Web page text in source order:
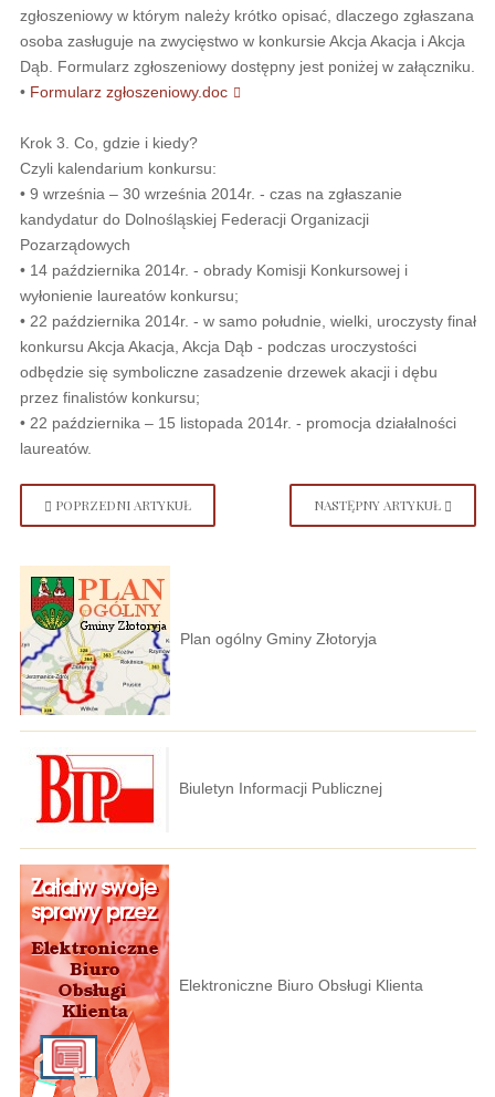
zgłoszeniowy w którym należy krótko opisać, dlaczego zgłaszana
osoba zasługuje na zwycięstwo w konkursie Akcja Akacja i Akcja
Dąb. Formularz zgłoszeniowy dostępny jest poniżej w załączniku.
•Formularz zgłoszeniowy.doc
Krok 3. Co, gdzie i kiedy?
Czyli kalendarium konkursu:
• 9 września – 30 września 2014r. - czas na zgłaszanie
kandydatur do Dolnośląskiej Federacji Organizacji
Pozarządowych
• 14 października 2014r. - obrady Komisji Konkursowej i
wyłonienie laureatów konkursu;
• 22 października 2014r. - w samo południe, wielki, uroczysty finał
konkursu Akcja Akacja, Akcja Dąb - podczas uroczystości
odbędzie się symboliczne zasadzenie drzewek akacji i dębu
przez finalistów konkursu;
• 22 października – 15 listopada 2014r. - promocja działalności
laureatów.
POPRZEDNI ARTYKUŁ NASTĘPNY ARTYKUŁ
Plan ogólny Gminy Złotoryja
Biuletyn Informacji Publicznej
Elektroniczne Biuro Obsługi Klienta